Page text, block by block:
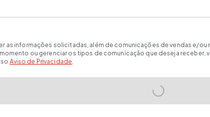
as informações solicitadas, além de comunicações de vendas e/
ou gerenciar os tipos de comunicação que deseja receber,
Aviso de Privacidade.